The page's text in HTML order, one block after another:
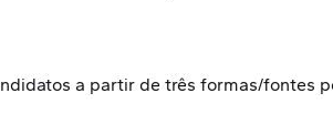
a partir de três formas/fontes